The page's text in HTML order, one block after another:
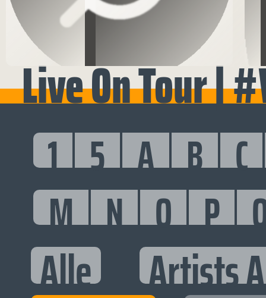
Live On Tour |
1 5 A B C
M N O P
Alle Artists